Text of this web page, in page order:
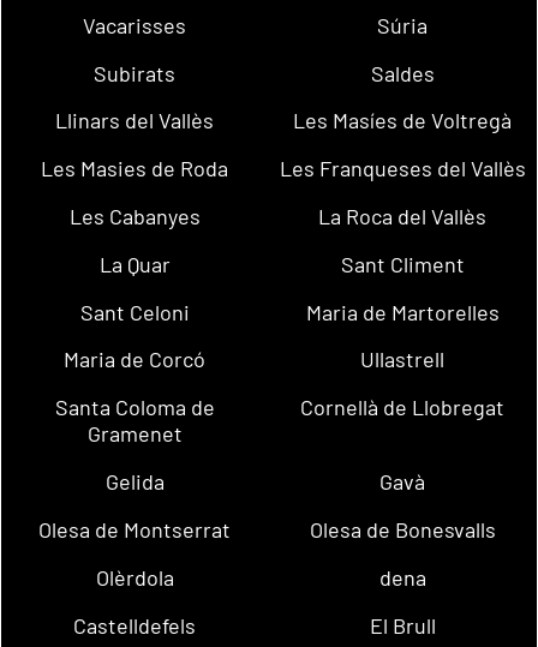
Vacarisses
Súria
Subirats
Saldes
Llinars del Vallès
Les Masíes de Voltregà
Les Masies de Roda
Les Franqueses del Vallès
Les Cabanyes
La Roca del Vallès
La Quar
Sant Climent
Sant Celoni
Maria de Martorelles
Maria de Corcó
Ullastrell
Santa Coloma de
Gramenet
Cornellà de Llobregat
Gelida
Gavà
Olesa de Montserrat
Olesa de Bonesvalls
Olèrdola
dena
Castelldefels
El Brull